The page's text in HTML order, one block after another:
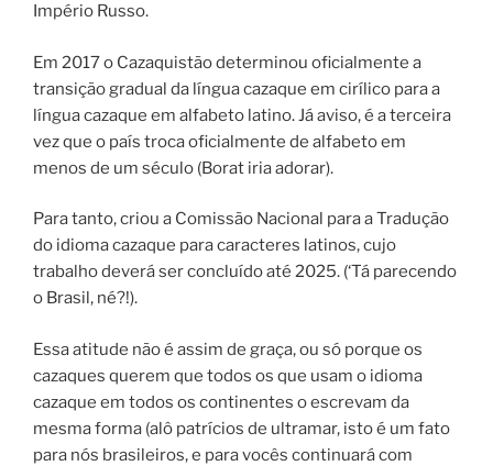
Império Russo.
Em 2017 o Cazaquistão determinou oficialmente a
transição gradual da língua cazaque em cirílico para a
língua cazaque em alfabeto latino. Já aviso, é a terceira
vez que o país troca oficialmente de alfabeto em
menos de um século (Borat iria adorar).
Para tanto, criou a Comissão Nacional para a Tradução
do idioma cazaque para caracteres latinos, cujo
trabalho deverá ser concluído até 2025. (‘Tá parecendo
o Brasil, né?!).
Essa atitude não é assim de graça, ou só porque os
cazaques querem que todos os que usam o idioma
cazaque em todos os continentes o escrevam da
mesma forma (alô patrícios de ultramar, isto é um fato
para nós brasileiros, e para vocês continuará com